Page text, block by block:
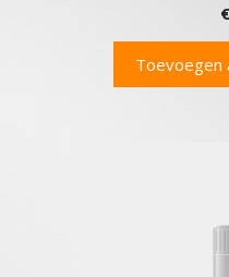
€
Toevoegen